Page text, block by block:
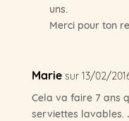
uns.
Merci pour ton
Marie sur 13/02/
Cela va faire 7 ans
serviettes lavables.